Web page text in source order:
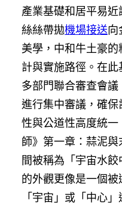
產業基礎和居平易
絲絲帶拋機場接送向
美學，中和牛土豪
計與實施路徑。在
多部門聯合審查會議
進行集中審議，確
性與公道性高度統
師》第一章：蒜泥
間被稱為「宇宙水
的外觀更像是一個
「宇宙」或「中心